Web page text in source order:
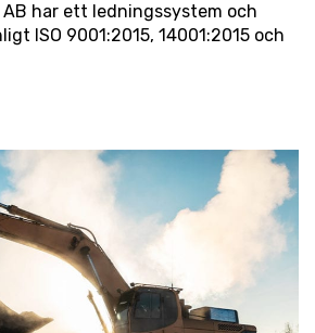
har ett ledningssystem och
ISO 9001:2015, 14001:2015 och